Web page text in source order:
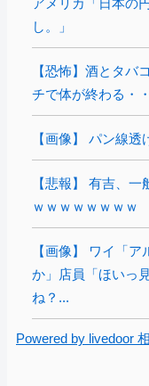
し。」
【恐怖】酒とタバ
チで体が終わる・
【画像】 パン線
【悲報】 有吉、
ｗｗｗｗｗｗｗｗ
【画像】 ワイ「
か」店員「ほいっ
ね？...
Powered by livedoor